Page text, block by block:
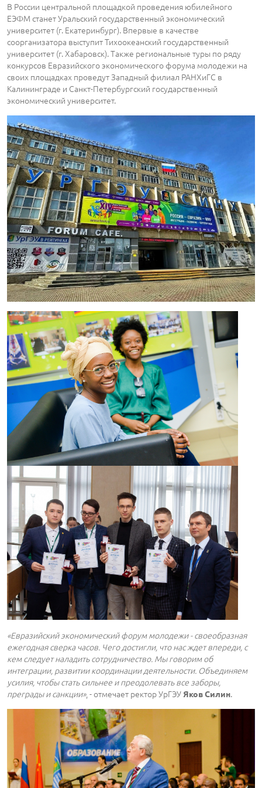
В России центральной площадкой проведения юбилейного
ЕЭФМ станет Уральский государственный экономический
университет (г. Екатеринбург). Впервые в качестве
соорганизатора выступит Тихоокеанский государственный
университет (г. Хабаровск). Также региональные туры по ряду
конкурсов Евразийского экономического форума молодежи на
своих площадках проведут Западный филиал РАНХиГС в
Калининграде и Санкт-Петербургский государственный
экономический университет.
«Евразийский экономический форум молодежи - своеобразная
ежегодная сверка часов. Чего достигли, что нас ждет впереди, с
кем следует наладить сотрудничество. Мы говорим об
интеграции, развитии координации деятельности. Объединяем
усилия, чтобы стать сильнее и преодолевать все заборы,
преграды и санкции», - отмечает ректор УрГЭУ Яков Силин.